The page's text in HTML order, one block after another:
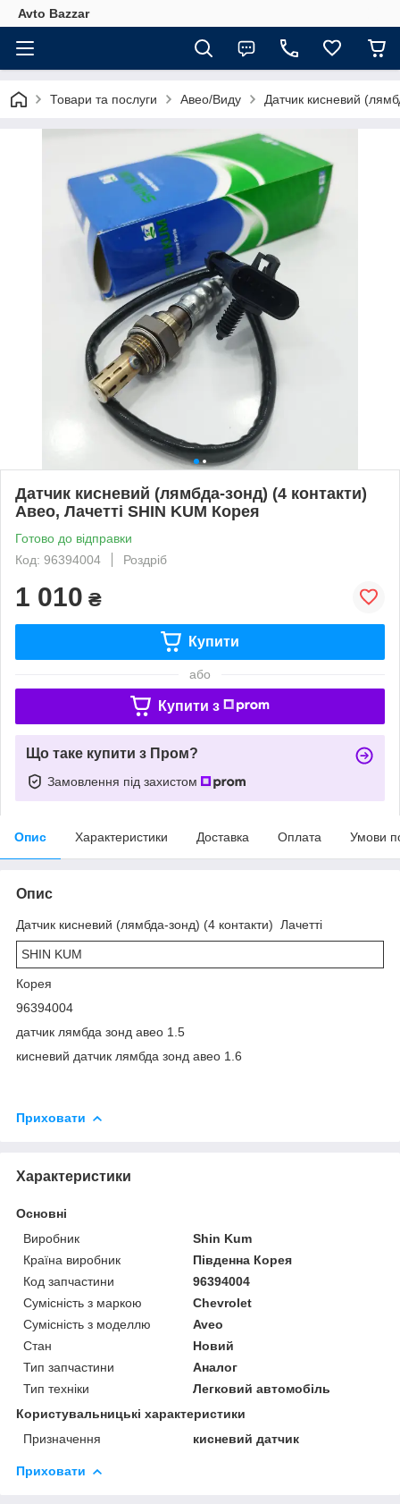
Avto Bazzar
Товари та послуги Авео/Виду Датчик кисневий
Датчик кисневий (лямбда-зонд) (4 контакти)
Авео, Лачетті SHIN KUM Корея
Готово до відправки
Код: 96394004
Роздріб
1 010 ₴
Купити
або
Купити з
Що таке купити з Пром?
Замовлення під захистом
Опис Характеристики Доставка Оплата Умови
Опис
Датчик кисневий (лямбда-зонд) (4 контакти) Лачетті
SHIN KUM
Корея
96394004
датчик лямбда зонд авео 1.5
кисневий датчик лямбда зонд авео 1.6
Приховати
Характеристики
Основні
Виробник
Shin Kum
Країна виробник
Південна Корея
Код запчастини
96394004
Сумісність з маркою
Chevrolet
Сумісність з моделлю
Aveo
Стан
Новий
Тип запчастини
Аналог
Тип техніки
Легковий автомобіль
Користувальницькі характеристики
Призначення
кисневий датчик
Приховати